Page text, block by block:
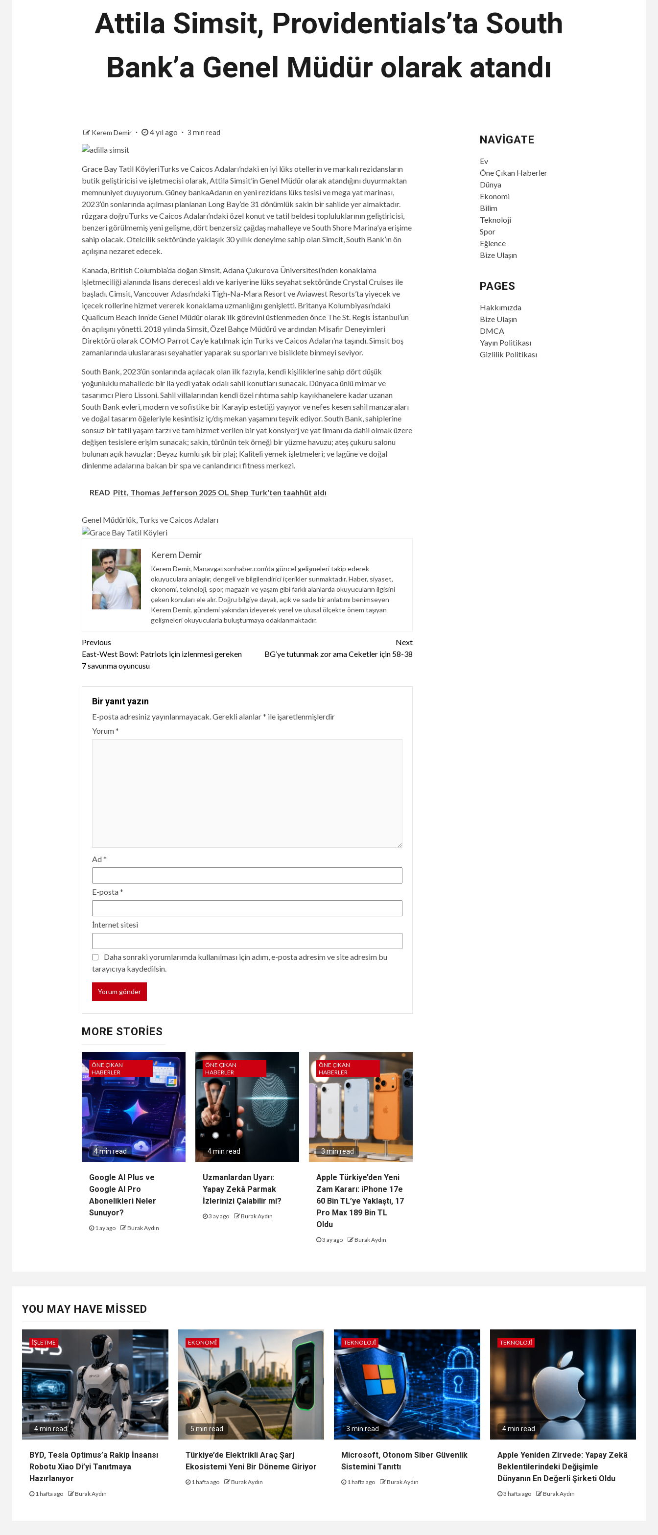
Attila Simsit, Providentials’ta South
Bank’a Genel Müdür olarak atandı
Kerem Demir 4 yıl ago 3 min read
Grace Bay Tatil KöyleriTurks ve Caicos Adaları’ndaki en iyi lüks otellerin ve markalı rezidansların
butik geliştiricisi ve işletmecisi olarak, Attila Simsit’in Genel Müdür olarak atandığını duyurmaktan
memnuniyet duyuyorum.Güney bankaAdanın en yeni rezidans lüks tesisi ve mega yat marinası,
2023’ün sonlarında açılması planlanan Long Bay’de 31 dönümlük sakin bir sahilde yer almaktadır.
rüzgara doğruTurks ve Caicos Adaları’ndaki özel konut ve tatil beldesi topluluklarının geliştiricisi,
benzeri görülmemiş yeni gelişme, dört benzersiz çağdaş mahalleye ve South Shore Marina’ya erişime
sahip olacak. Otelcilik sektöründe yaklaşık 30 yıllık deneyime sahip olan Simcit, South Bank’ın ön
açılışına nezaret edecek.
Kanada, British Columbia’da doğan Simsit, Adana Çukurova Üniversitesi’nden konaklama
işletmeciliği alanında lisans derecesi aldı ve kariyerine lüks seyahat sektöründe Crystal Cruises ile
başladı. Cimsit, Vancouver Adası’ndaki Tigh-Na-Mara Resort ve Aviawest Resorts’ta yiyecek ve
içecek rollerine hizmet vererek konaklama uzmanlığını genişletti. Britanya Kolumbiyası’ndaki
Qualicum Beach Inn’de Genel Müdür olarak ilk görevini üstlenmeden önce The St. Regis İstanbul’un
ön açılışını yönetti. 2018 yılında Simsit, Özel Bahçe Müdürü ve ardından Misafir Deneyimleri
Direktörü olarak COMO Parrot Cay’e katılmak için Turks ve Caicos Adaları’na taşındı. Simsit boş
zamanlarında uluslararası seyahatler yaparak su sporları ve bisiklete binmeyi seviyor.
South Bank, 2023’ün sonlarında açılacak olan ilk fazıyla, kendi kişiliklerine sahip dört düşük
yoğunluklu mahallede bir ila yedi yatak odalı sahil konutları sunacak. Dünyaca ünlü mimar ve
tasarımcı Piero Lissoni. Sahil villalarından kendi özel rıhtıma sahip kayıkhanelere kadar uzanan
South Bank evleri, modern ve sofistike bir Karayip estetiği yayıyor ve nefes kesen sahil manzaraları
ve doğal tasarım öğeleriyle kesintisiz iç/dış mekan yaşamını teşvik ediyor. South Bank, sahiplerine
sonsuz bir tatil yaşam tarzı ve tam hizmet verilen bir yat konsiyerj ve yat limanı da dahil olmak üzere
değişen tesislere erişim sunacak; sakin, türünün tek örneği bir yüzme havuzu; ateş çukuru salonu
bulunan açık havuzlar; Beyaz kumlu şık bir plaj; Kaliteli yemek işletmeleri; ve lagüne ve doğal
dinlenme adalarına bakan bir spa ve canlandırıcı fitness merkezi.
READ Pitt, Thomas Jefferson 2025 OL Shep Turk'ten taahhüt aldı
Genel Müdürlük, Turks ve Caicos Adaları
Kerem Demir
Kerem Demir, Manavgatsonhaber.com’da güncel gelişmeleri takip ederek
okuyuculara anlaşılır, dengeli ve bilgilendirici içerikler sunmaktadır. Haber, siyaset,
ekonomi, teknoloji, spor, magazin ve yaşam gibi farklı alanlarda okuyucuların ilgisini
çeken konuları ele alır. Doğru bilgiye dayalı, açık ve sade bir anlatımı benimseyen
Kerem Demir, gündemi yakından izleyerek yerel ve ulusal ölçekte önem taşıyan
gelişmeleri okuyucularla buluşturmaya odaklanmaktadır.
Continue
Reading
Previous
East-West Bowl: Patriots için izlenmesi gereken
7 savunma oyuncusu
Next
BG’ye tutunmak zor ama Ceketler için 58-38
Bir yanıt yazın
E-posta adresiniz yayınlanmayacak.Gerekli alanlar* ile işaretlenmişlerdir
Yorum*
Ad*
E-posta*
İnternet sitesi
Daha sonraki yorumlarımda kullanılması için adım, e-posta adresim ve site adresim bu
tarayıcıya kaydedilsin.
MORE STORIES
ÖNE ÇIKAN
HABERLER
4 min read
Google AI Plus ve
Google AI Pro
Abonelikleri Neler
Sunuyor?
1 ay ago Burak Aydın
ÖNE ÇIKAN
HABERLER
4 min read
Uzmanlardan Uyarı:
Yapay Zekâ Parmak
İzlerinizi Çalabilir mi?
3 ay ago Burak Aydın
ÖNE ÇIKAN
HABERLER
3 min read
Apple Türkiye’den Yeni
Zam Kararı: iPhone 17e
60 Bin TL’ye Yaklaştı, 17
Pro Max 189 Bin TL
Oldu
3 ay ago Burak Aydın
NAVIGATE
Ev
Öne Çıkan Haberler
Dünya
Ekonomi
Bilim
Teknoloji
Spor
Eğlence
Bize Ulaşın
PAGES
Hakkımızda
Bize Ulaşın
DMCA
Yayın Politikası
Gizlilik Politikası
YOU MAY HAVE MISSED
İŞLETME
4 min read
BYD, Tesla Optimus’a Rakip İnsansı
Robotu Xiao Di’yi Tanıtmaya
Hazırlanıyor
1 hafta ago Burak Aydın
EKONOMI
5 min read
Türkiye’de Elektrikli Araç Şarj
Ekosistemi Yeni Bir Döneme Giriyor
1 hafta ago Burak Aydın
TEKNOLOJI
3 min read
Microsoft, Otonom Siber Güvenlik
Sistemini Tanıttı
1 hafta ago Burak Aydın
TEKNOLOJI
4 min read
Apple Yeniden Zirvede: Yapay Zekâ
Beklentilerindeki Değişimle
Dünyanın En Değerli Şirketi Oldu
3 hafta ago Burak Aydın